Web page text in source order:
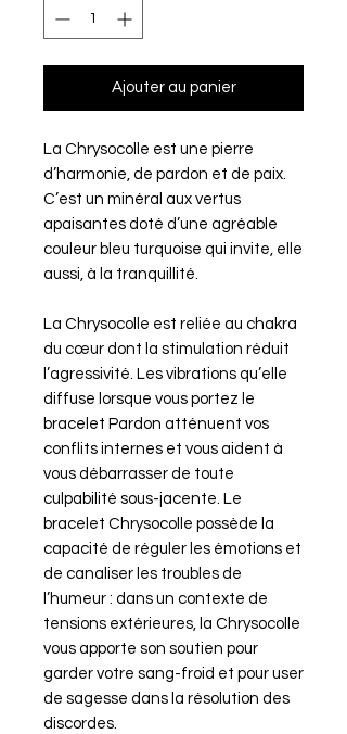
Ajouter au panier
La Chrysocolle est une pierre
d’harmonie, de pardon et de paix.
C’est un minéral aux vertus
apaisantes doté d’une agréable
couleur bleu turquoise qui invite, elle
aussi, à la tranquillité.
La Chrysocolle est reliée au chakra
du cœur dont la stimulation réduit
l’agressivité. Les vibrations qu’elle
diffuse lorsque vous portez le
bracelet Pardon atténuent vos
conflits internes et vous aident à
vous débarrasser de toute
culpabilité sous-jacente. Le
bracelet Chrysocolle possède la
capacité de réguler les émotions et
de canaliser les troubles de
l’humeur : dans un contexte de
tensions extérieures, la Chrysocolle
vous apporte son soutien pour
garder votre sang-froid et pour user
de sagesse dans la résolution des
discordes.